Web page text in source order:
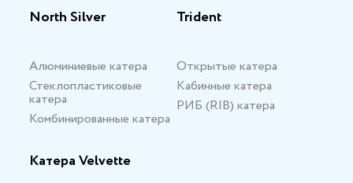
North Silver
Алюминиевые катера
Стеклопластиковые
катера
Комбинированные катера
Trident
Открытые катера
Кабинные катера
РИБ (RIB) катера
Катера Velvette